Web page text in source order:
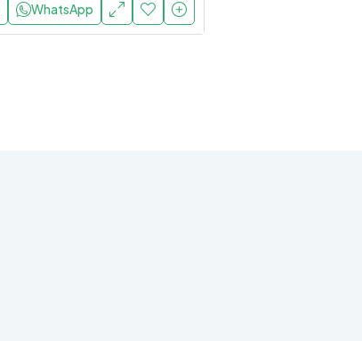
WhatsApp